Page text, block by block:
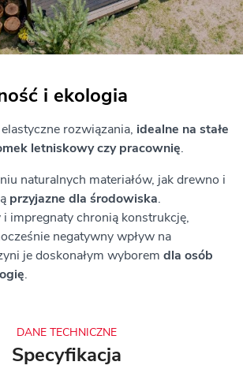
i ekologia
rozwiązania, idealne na stałe
letniskowy czy pracownię.
naturalnych materiałów, jak drewno i
przyjazne dla środowiska.
i impregnaty chronią konstrukcję,
negatywny wpływ na
je doskonałym wyborem dla osób
.
DANE TECHNICZNE
Specyfikacja